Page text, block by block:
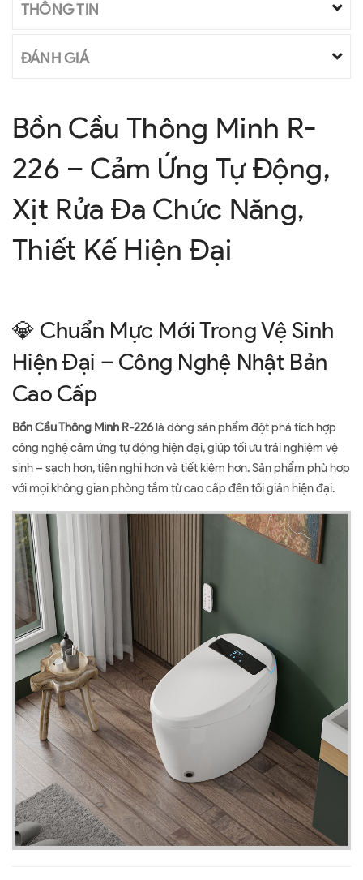
THÔNG TIN
ĐÁNH GIÁ
Bồn Cầu Thông Minh R-
226 – Cảm Ứng Tự Động,
Xịt Rửa Đa Chức Năng,
Thiết Kế Hiện Đại
💎 Chuẩn Mực Mới Trong Vệ Sinh
Hiện Đại – Công Nghệ Nhật Bản
Cao Cấp
Bồn Cầu Thông Minh R-226là dòng sản phẩm đột phá tích hợp
công nghệ cảm ứng tự động hiện đại, giúp tối ưu trải nghiệm vệ
sinh – sạch hơn, tiện nghi hơn và tiết kiệm hơn. Sản phẩm phù hợp
với mọi không gian phòng tắm từ cao cấp đến tối giản hiện đại.